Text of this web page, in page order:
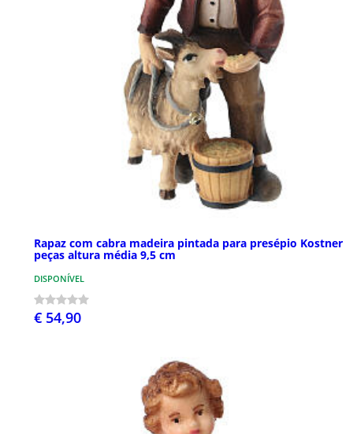
Rapaz com cabra madeira pintada para presépio Kostner
peças altura média 9,5 cm
DISPONÍVEL
€ 54,90